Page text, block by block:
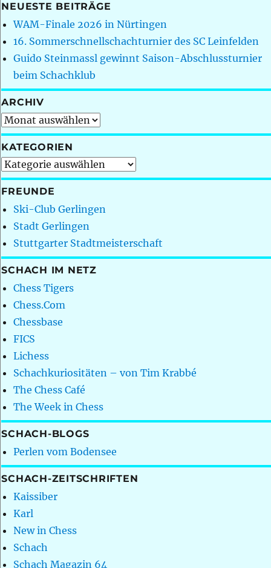
NEUESTE BEITRÄGE
WAM-Finale 2026 in Nürtingen
16. Sommerschnellschachturnier des SC Leinfelden
Guido Steinmassl gewinnt Saison-Abschlussturnier
beim Schachklub
ARCHIV
Archiv
KATEGORIEN
Kategorien
FREUNDE
Ski-Club Gerlingen
Stadt Gerlingen
Stuttgarter Stadtmeisterschaft
SCHACH IM NETZ
Chess Tigers
Chess.Com
Chessbase
FICS
Lichess
Schachkuriositäten – von Tim Krabbé
The Chess Café
The Week in Chess
SCHACH-BLOGS
Perlen vom Bodensee
SCHACH-ZEITSCHRIFTEN
Kaissiber
Karl
New in Chess
Schach
Schach Magazin 64